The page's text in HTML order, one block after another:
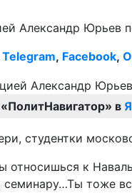
Юрьев
Telegram, Facebook,
в
студентки
относишься к
тоже